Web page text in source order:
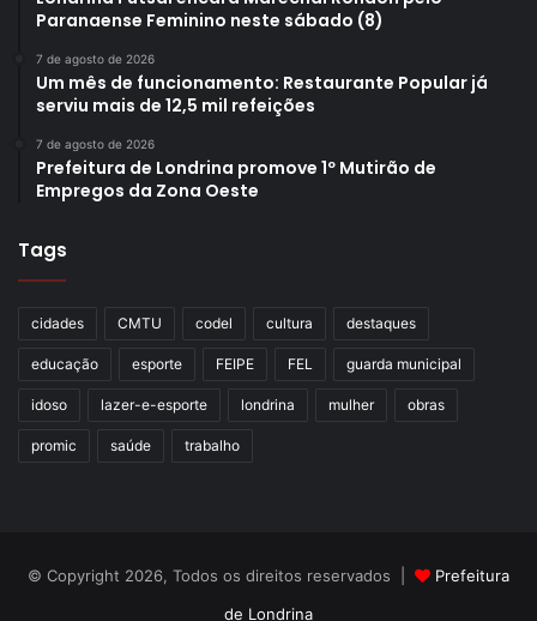
Paranaense Feminino neste sábado (8)
7 de agosto de 2026
Um mês de funcionamento: Restaurante Popular já
serviu mais de 12,5 mil refeições
7 de agosto de 2026
Prefeitura de Londrina promove 1º Mutirão de
Empregos da Zona Oeste
Tags
cidades CMTU codel cultura destaques
educação esporte FEIPE FEL guarda municipal
idoso lazer-e-esporte londrina mulher obras
promic saúde trabalho
© Copyright 2026, Todos os direitos reservados |
Prefeitura
de Londrina